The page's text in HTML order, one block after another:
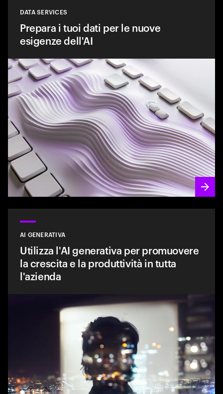
DATA SERVICES
Prepara i tuoi dati per le nuove
esigenze dell'AI
AI GENERATIVA
Utilizza l'AI generativa per promuovere
la crescita e la produttività in tutta
l'azienda